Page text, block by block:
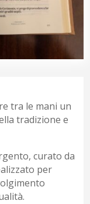
tra le mani un
tradizione e
curato da
per